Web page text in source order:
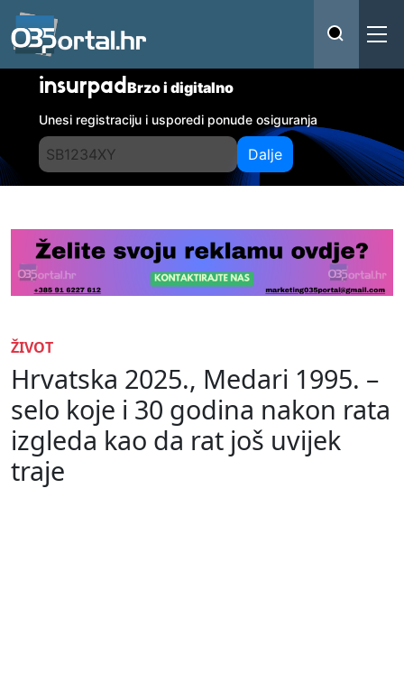
insurpadBrzo i digitalno
Unesi registraciju i usporedi ponude osiguranja
Dalje
ŽIVOT
Hrvatska 2025., Medari 1995. –
selo koje i 30 godina nakon rata
izgleda kao da rat još uvijek
traje